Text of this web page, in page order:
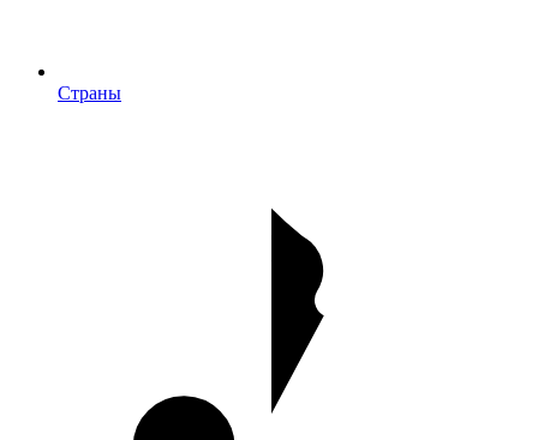
Страны